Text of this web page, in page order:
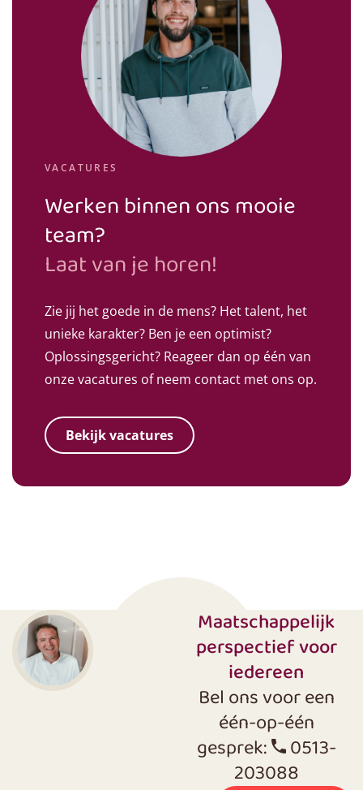
VACATURES
Werken binnen ons mooie
team?
Laat van je horen!
Zie jij het goede in de mens? Het talent, het
unieke karakter? Ben je een optimist?
Oplossingsgericht? Reageer dan op één van
onze vacatures of neem contact met ons op.
Bekijk vacatures
Maatschappelijk
perspectief voor
iedereen
Bel ons voor een
één-op-één
gesprek: 0513-
203088